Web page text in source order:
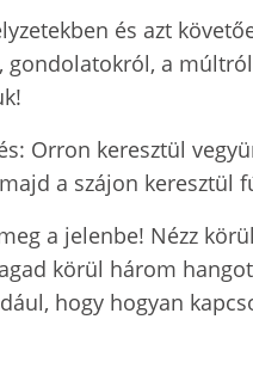
és azt
a
Orron keresztül
a szájon keresztül
a jelenbe! Nézz
körül három
hogy hogyan